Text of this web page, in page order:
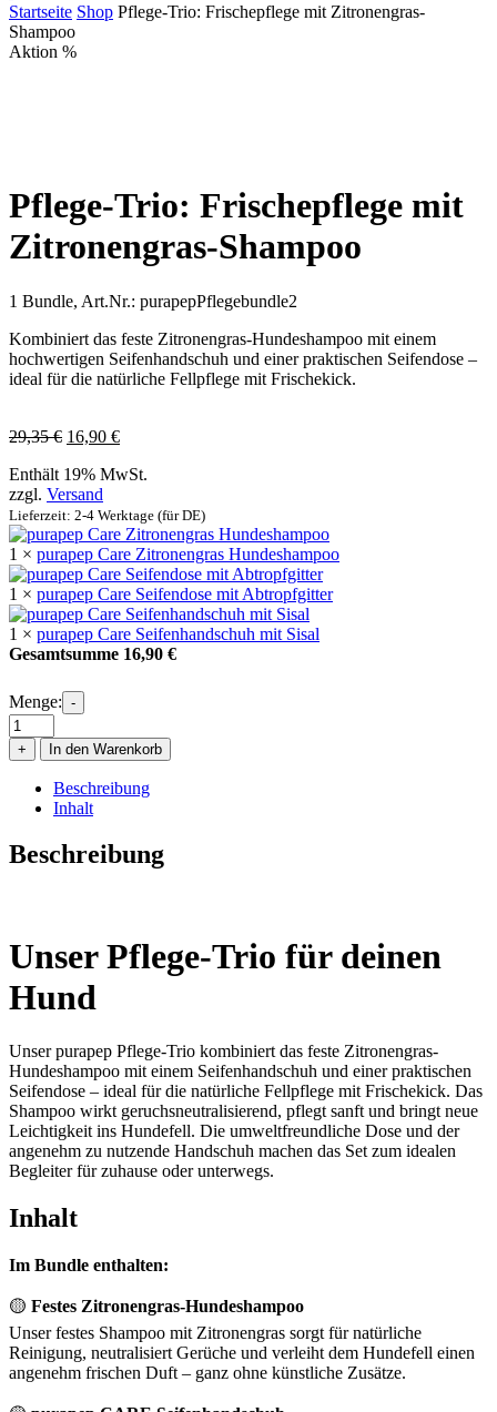
Startseite Shop Pflege-Trio: Frischepflege mit Zitronengras-
Shampoo
Aktion %
Pflege-Trio: Frischepflege mit
Zitronengras-Shampoo
1 Bundle, Art.Nr.: purapepPflegebundle2
Kombiniert das feste Zitronengras-Hundeshampoo mit einem
hochwertigen Seifenhandschuh und einer praktischen Seifendose –
ideal für die natürliche Fellpflege mit Frischekick.
29,35€ Ursprünglicher
war:
29,35 €
16,90 €Aktueller
ist:
Enthält 19% MwSt.
zzgl. Versand
Lieferzeit: 2-4 Werktage (für DE)
1 × purapep Care Zitronengras Hundeshampoo
1 × purapep Care Seifendose mit Abtropfgitter
1 × purapep Care Seifenhandschuh mit Sisal
Gesamtsumme 16,90 €
Menge: -
Pflege-
Trio:
Frischepflege
Zitronengras-
Shampoo
Menge
+ In den Warenkorb
Beschreibung
Inhalt
Beschreibung
Unser Pflege-Trio für deinen
Hund
Unser purapep Pflege-Trio kombiniert das feste Zitronengras-
Hundeshampoo mit einem Seifenhandschuh und einer praktischen
Seifendose – ideal für die natürliche Fellpflege mit Frischekick. Das
Shampoo wirkt geruchsneutralisierend, pflegt sanft und bringt neue
Leichtigkeit ins Hundefell. Die umweltfreundliche Dose und der
angenehm zu nutzende Handschuh machen das Set zum idealen
Begleiter für zuhause oder unterwegs.
Inhalt
Im Bundle enthalten:
🟡 Festes Zitronengras-Hundeshampoo
Unser festes Shampoo mit Zitronengras sorgt für natürliche
Reinigung, neutralisiert Gerüche und verleiht dem Hundefell einen
angenehm frischen Duft – ganz ohne künstliche Zusätze.